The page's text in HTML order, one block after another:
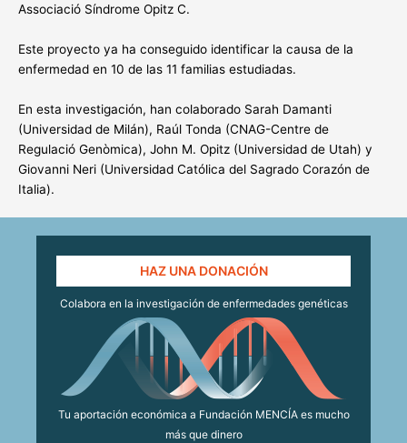
Associació Síndrome Opitz C.
Este proyecto ya ha conseguido identificar la causa de la
enfermedad en 10 de las 11 familias estudiadas.
En esta investigación, han colaborado Sarah Damanti
(Universidad de Milán), Raúl Tonda (CNAG-Centre de
Regulació Genòmica), John M. Opitz (Universidad de Utah) y
Giovanni Neri (Universidad Católica del Sagrado Corazón de
Italia).
HAZ UNA DONACIÓN
Colabora en la investigación de enfermedades genéticas
Tu aportación económica a Fundación MENCÍA es mucho
más que dinero